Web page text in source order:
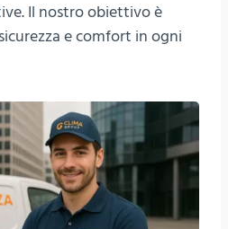
Il nostro obiettivo è
e comfort in ogni